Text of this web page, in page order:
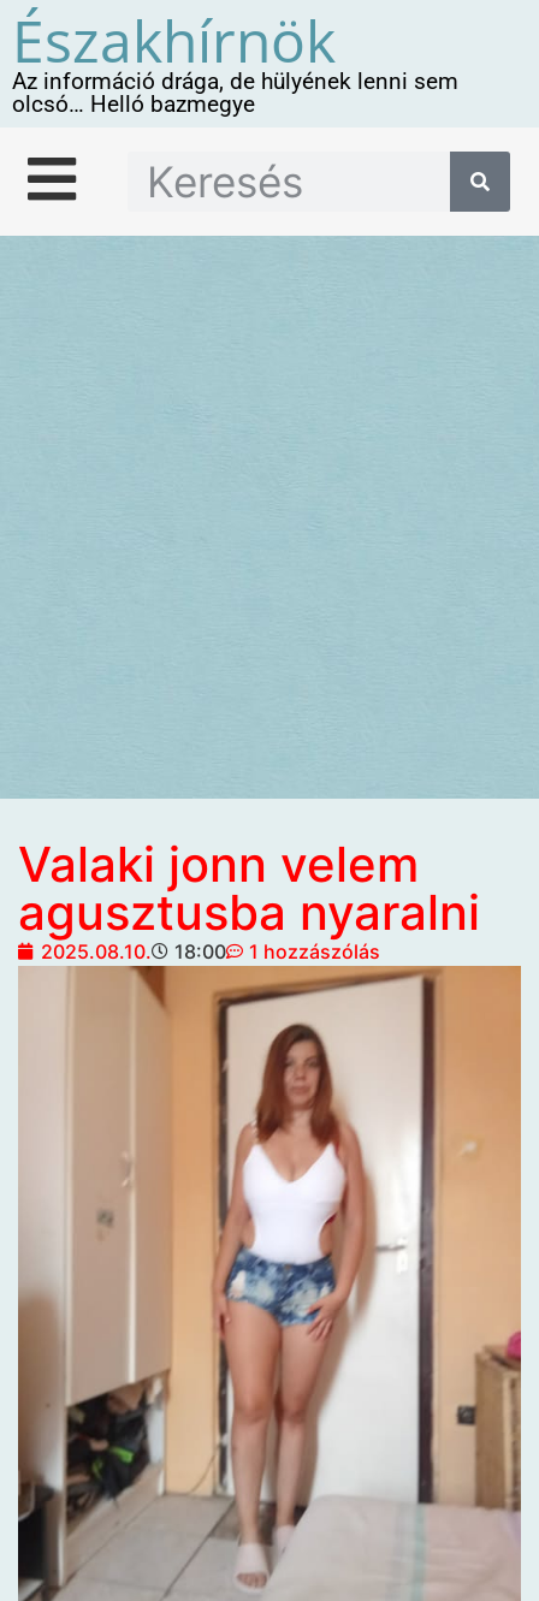
Északhírnök
Az információ drága, de hülyének lenni sem
olcsó… Helló bazmegye
Valaki jonn velem
agusztusba nyaralni
2025.08.10. 18:00 1 hozzászólás